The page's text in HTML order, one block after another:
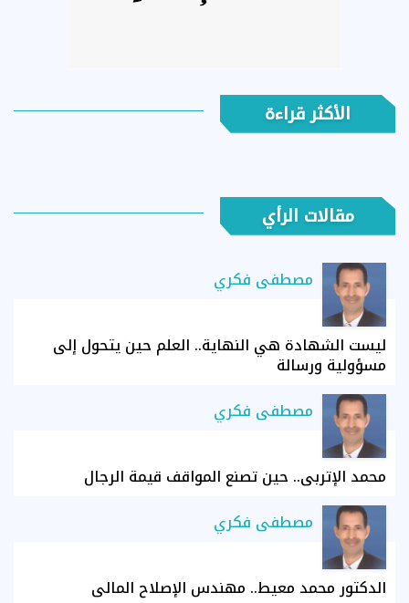
الأكثر قراءة
مقالات الرأي
مصطفى فكري
ليست الشهادة هي النهاية.. العلم حين يتحول إلى
مسؤولية ورسالة
مصطفى فكري
محمد الإتربي.. حين تصنع المواقف قيمة الرجال
مصطفى فكري
الدكتور محمد معيط.. مهندس الإصلاح المالي